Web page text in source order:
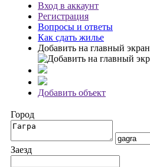
Вход в аккаунт
Регистрация
Вопросы и ответы
Как сдать жилье
Добавить на главный экран
Добавить объект
Город
Заезд